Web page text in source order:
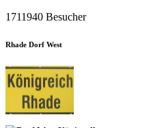
1711940 Besucher
Rhade Dorf West